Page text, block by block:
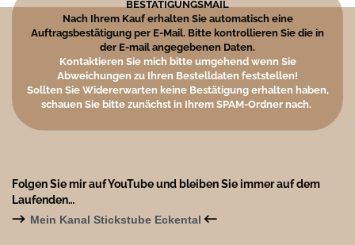
BESTÄTIGUNGSMAIL
Nach Ihrem Kauf erhalten Sie automatisch eine
Auftragsbestätigung per E-Mail. Bitte kontrollieren Sie die in
der E-mail angegebenen Daten.
Kontaktieren Sie mich bitte umgehend wenn Sie
Abweichungen zu Ihren Bestelldaten feststellen!
Sollten Sie Widererwarten keine Bestätigung erhalten haben,
schauen Sie bitte zunächst in Ihrem SPAM-Ordner nach.
Folgen Sie mir auf YouTube und bleiben Sie immer auf dem
Laufenden…
→ Mein Kanal Stickstube Eckental ←